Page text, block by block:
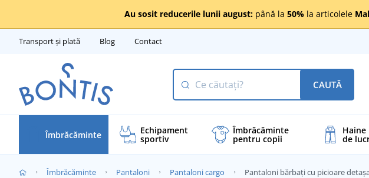
Au sosit reducerile lunii august: până la 50% la articolele
Transport și plată Blog Contact
CAUTĂ
Îmbrăcăminte Echipament
sportiv
Îmbrăcăminte
pentru copii
Haine
de
Îmbrăcăminte Pantaloni Pantaloni cargo Pantaloni bărbați cu picioare